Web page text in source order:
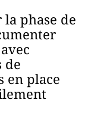
la phase de
de
en place